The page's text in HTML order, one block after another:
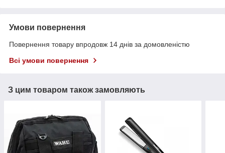
Умови повернення
Повернення товару впродовж 14 днів за домовленістю
Всі умови повернення
З цим товаром також замовляють